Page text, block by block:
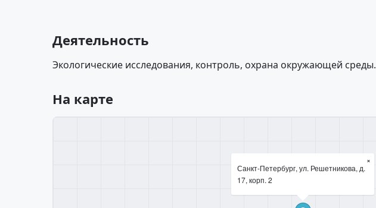
Деятельность
Экологические исследования, контроль, охрана окружающей среды.
На карте
Санкт-Петербург, ул. Решетникова, д.
17, корп. 2
×